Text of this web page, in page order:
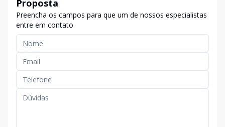
Proposta
Preencha os campos para que um de nossos especialistas
entre em contato